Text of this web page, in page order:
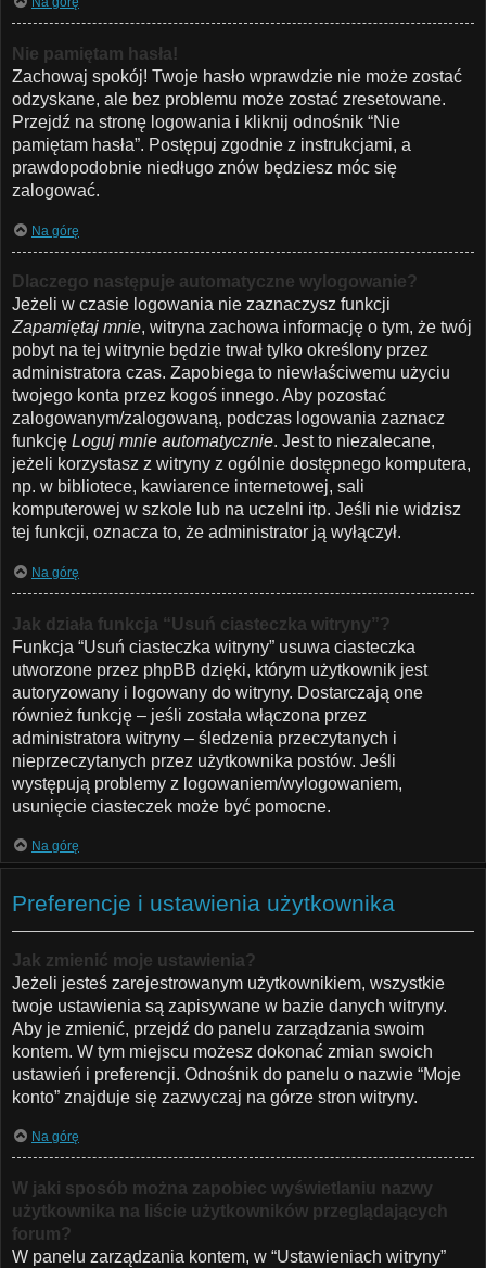
Nie pamiętam hasła!
Zachowaj spokój! Twoje hasło wprawdzie nie może zostać
odzyskane, ale bez problemu może zostać zresetowane.
Przejdź na stronę logowania i kliknij odnośnik “Nie
pamiętam hasła”. Postępuj zgodnie z instrukcjami, a
prawdopodobnie niedługo znów będziesz móc się
zalogować.
Na górę
Dlaczego następuje automatyczne wylogowanie?
Jeżeli w czasie logowania nie zaznaczysz funkcji
Zapamiętaj mnie, witryna zachowa informację o tym, że twój
pobyt na tej witrynie będzie trwał tylko określony przez
administratora czas. Zapobiega to niewłaściwemu użyciu
twojego konta przez kogoś innego. Aby pozostać
zalogowanym/zalogowaną, podczas logowania zaznacz
funkcję Loguj mnie automatycznie. Jest to niezalecane,
jeżeli korzystasz z witryny z ogólnie dostępnego komputera,
np. w bibliotece, kawiarence internetowej, sali
komputerowej w szkole lub na uczelni itp. Jeśli nie widzisz
tej funkcji, oznacza to, że administrator ją wyłączył.
Na górę
Jak działa funkcja “Usuń ciasteczka witryny”?
Funkcja “Usuń ciasteczka witryny” usuwa ciasteczka
utworzone przez phpBB dzięki, którym użytkownik jest
autoryzowany i logowany do witryny. Dostarczają one
również funkcję – jeśli została włączona przez
administratora witryny – śledzenia przeczytanych i
nieprzeczytanych przez użytkownika postów. Jeśli
występują problemy z logowaniem/wylogowaniem,
usunięcie ciasteczek może być pomocne.
Na górę
Preferencje i ustawienia użytkownika
Jak zmienić moje ustawienia?
Jeżeli jesteś zarejestrowanym użytkownikiem, wszystkie
twoje ustawienia są zapisywane w bazie danych witryny.
Aby je zmienić, przejdź do panelu zarządzania swoim
kontem. W tym miejscu możesz dokonać zmian swoich
ustawień i preferencji. Odnośnik do panelu o nazwie “Moje
konto” znajduje się zazwyczaj na górze stron witryny.
Na górę
W jaki sposób można zapobiec wyświetlaniu nazwy
użytkownika na liście użytkowników przeglądających
forum?
W panelu zarządzania kontem, w “Ustawieniach witryny”